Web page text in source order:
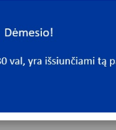
Mato vnt.
Yra sandėlyje